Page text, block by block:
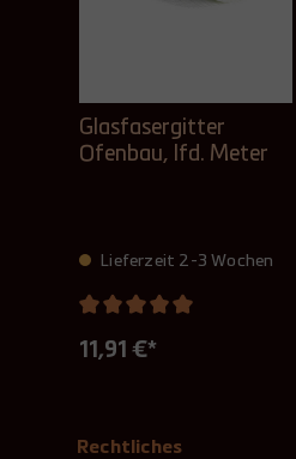
Glasfasergitter
Ofenbau, lfd. Meter
Lieferzeit 2-3 Wochen
11,91 €*
Rechtliches